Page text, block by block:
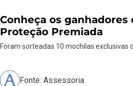
Conheça os ganhadores
Proteção Premiada
Foram sorteadas 10 mochilas exclusivas
Fonte: Assessoria